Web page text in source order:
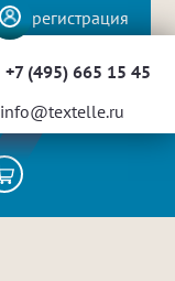
регистрация
+7 (495) 665 15 45
info@textelle.ru